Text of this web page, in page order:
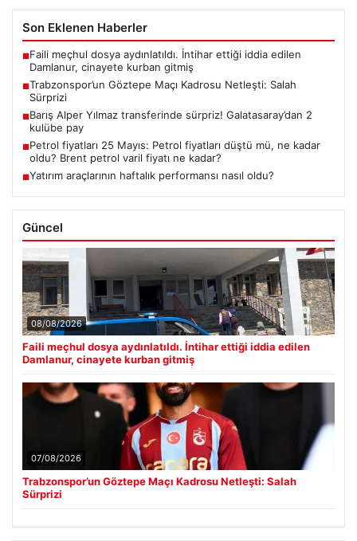
Son Eklenen Haberler
■Faili meçhul dosya aydınlatıldı. İntihar ettiği iddia edilen
Damlanur, cinayete kurban gitmiş
■Trabzonspor’un Göztepe Maçı Kadrosu Netleşti: Salah
Sürprizi
■Barış Alper Yılmaz transferinde sürpriz! Galatasaray’dan 2
kulübe pay
■Petrol fiyatları 25 Mayıs: Petrol fiyatları düştü mü, ne kadar
oldu? Brent petrol varil fiyatı ne kadar?
■Yatırım araçlarının haftalık performansı nasıl oldu?
Güncel
08/08/2026
Faili meçhul dosya aydınlatıldı. İntihar ettiği iddia edilen
Damlanur, cinayete kurban gitmiş
07/08/2026
Trabzonspor’un Göztepe Maçı Kadrosu Netleşti: Salah
Sürprizi